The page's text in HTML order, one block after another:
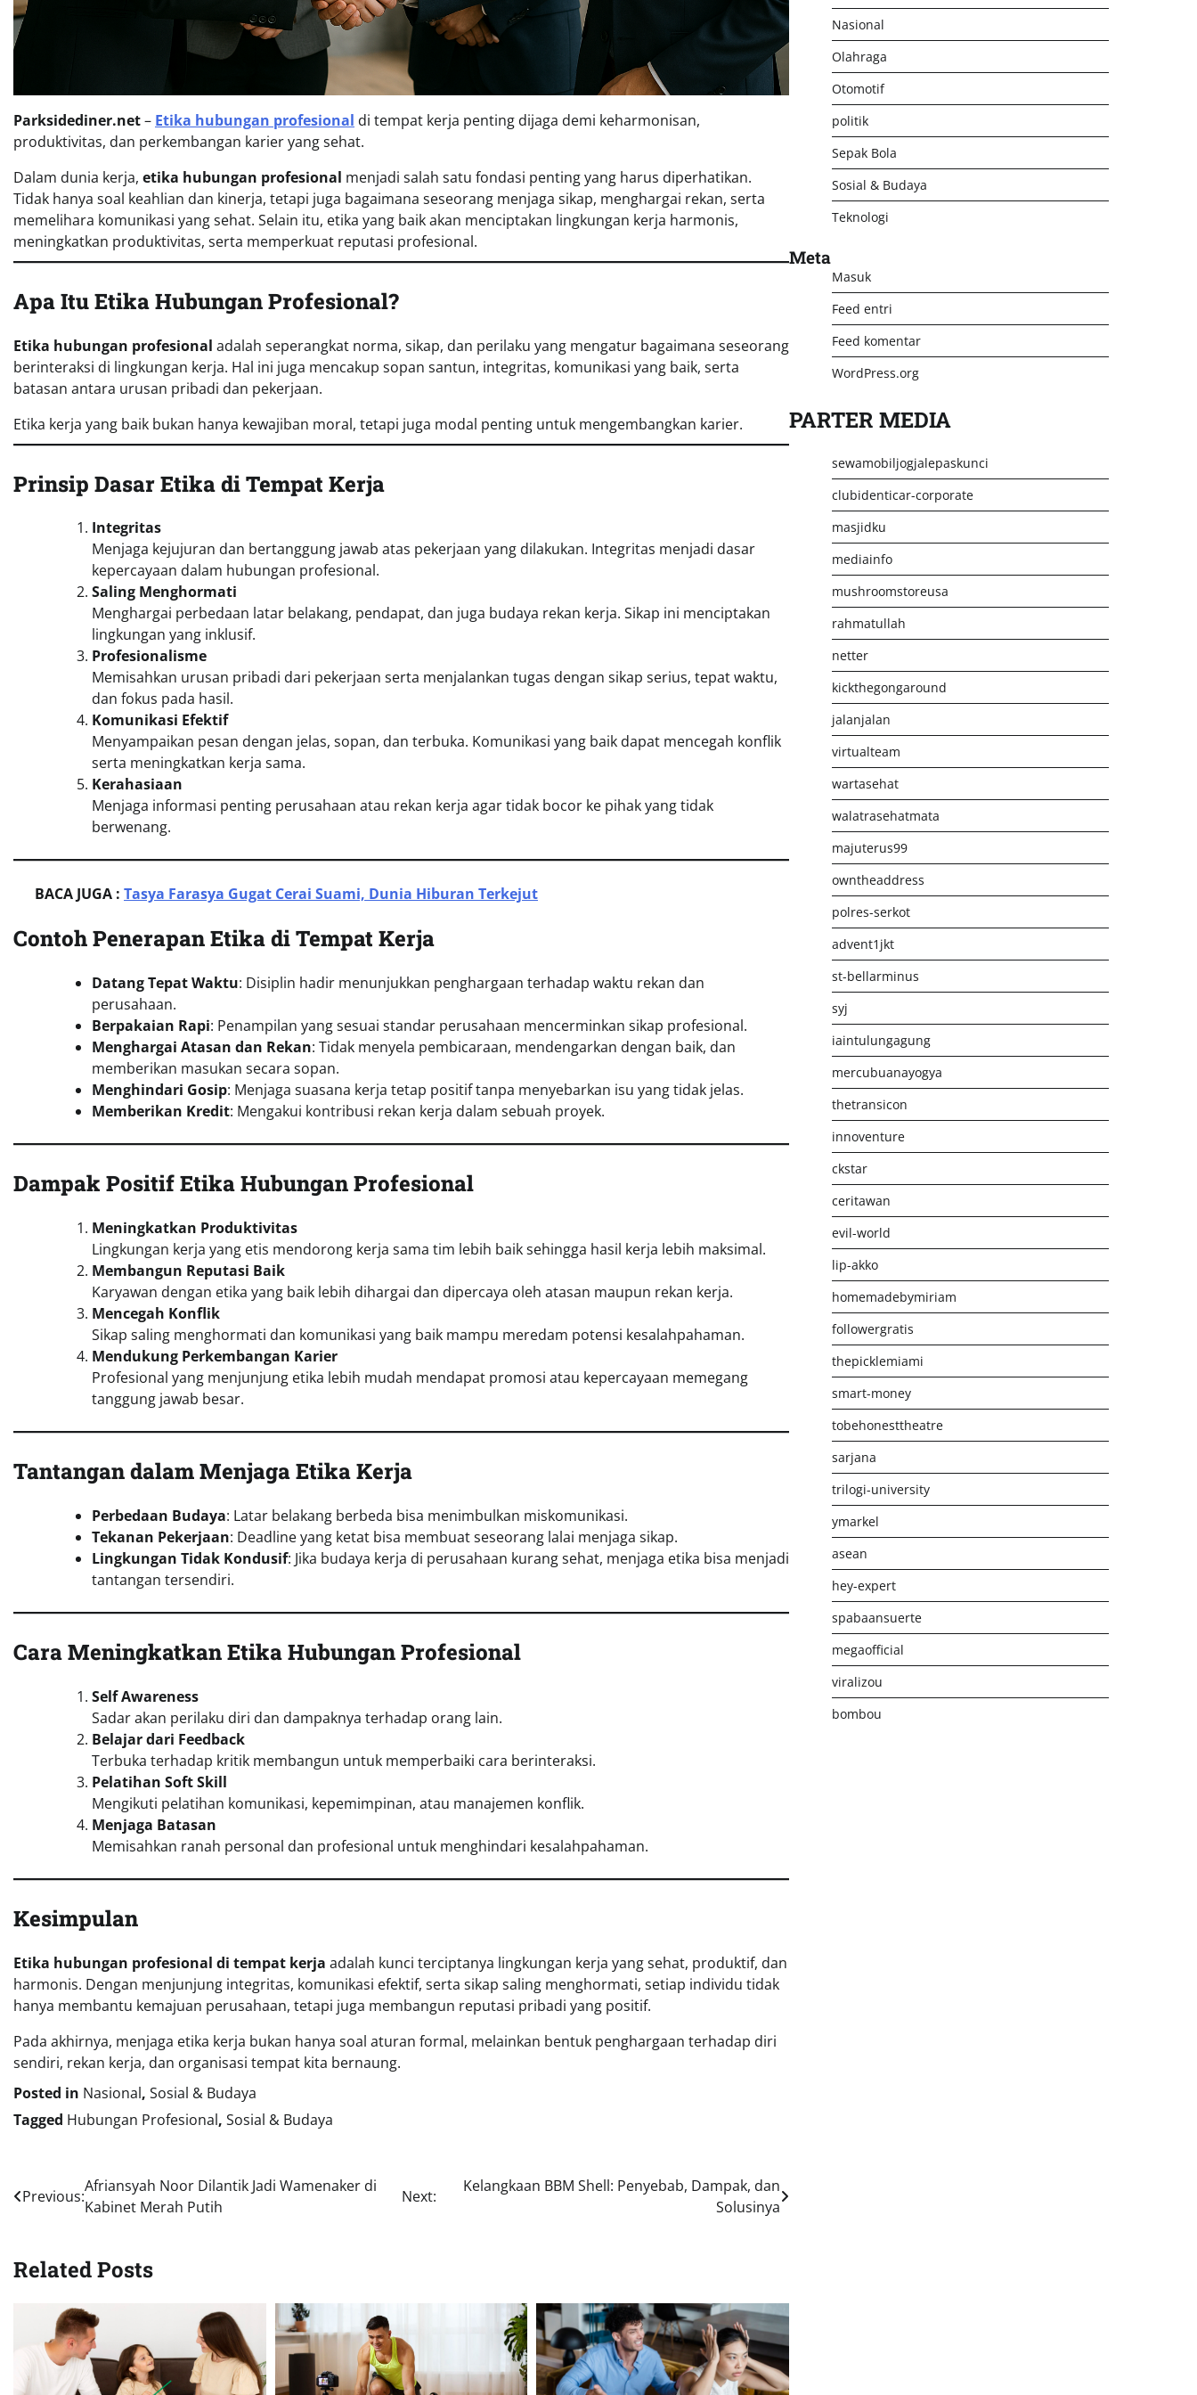
Parksidediner.net– Etika hubungan profesional di tempat kerja penting dijaga demi keharmonisan,
produktivitas, dan perkembangan karier yang sehat.
Dalam dunia kerja, etika hubungan profesional menjadi salah satu fondasi penting yang harus diperhatikan.
Tidak hanya soal keahlian dan kinerja, tetapi juga bagaimana seseorang menjaga sikap, menghargai rekan, serta
memelihara komunikasi yang sehat. Selain itu, etika yang baik akan menciptakan lingkungan kerja harmonis,
meningkatkan produktivitas, serta memperkuat reputasi profesional.
Apa Itu Etika Hubungan Profesional?
Etika hubungan profesional adalah seperangkat norma, sikap, dan perilaku yang mengatur bagaimana seseorang
berinteraksi di lingkungan kerja. Hal ini juga mencakup sopan santun, integritas, komunikasi yang baik, serta
batasan antara urusan pribadi dan pekerjaan.
Etika kerja yang baik bukan hanya kewajiban moral, tetapi juga modal penting untuk mengembangkan karier.
Prinsip Dasar Etika di Tempat Kerja
Integritas
Menjaga kejujuran dan bertanggung jawab atas pekerjaan yang dilakukan. Integritas menjadi dasar
kepercayaan dalam hubungan profesional.
Saling Menghormati
Menghargai perbedaan latar belakang, pendapat, dan juga budaya rekan kerja. Sikap ini menciptakan
lingkungan yang inklusif.
Profesionalisme
Memisahkan urusan pribadi dari pekerjaan serta menjalankan tugas dengan sikap serius, tepat waktu,
dan fokus pada hasil.
Komunikasi Efektif
Menyampaikan pesan dengan jelas, sopan, dan terbuka. Komunikasi yang baik dapat mencegah konflik
serta meningkatkan kerja sama.
Kerahasiaan
Menjaga informasi penting perusahaan atau rekan kerja agar tidak bocor ke pihak yang tidak
berwenang.
BACA JUGA : Tasya Farasya Gugat Cerai Suami, Dunia Hiburan Terkejut
Contoh Penerapan Etika di Tempat Kerja
Datang Tepat Waktu: Disiplin hadir menunjukkan penghargaan terhadap waktu rekan dan
perusahaan.
Berpakaian Rapi: Penampilan yang sesuai standar perusahaan mencerminkan sikap profesional.
Menghargai Atasan dan Rekan: Tidak menyela pembicaraan, mendengarkan dengan baik, dan
memberikan masukan secara sopan.
Menghindari Gosip: Menjaga suasana kerja tetap positif tanpa menyebarkan isu yang tidak jelas.
Memberikan Kredit: Mengakui kontribusi rekan kerja dalam sebuah proyek.
Dampak Positif Etika Hubungan Profesional
Meningkatkan Produktivitas
Lingkungan kerja yang etis mendorong kerja sama tim lebih baik sehingga hasil kerja lebih maksimal.
Membangun Reputasi Baik
Karyawan dengan etika yang baik lebih dihargai dan dipercaya oleh atasan maupun rekan kerja.
Mencegah Konflik
Sikap saling menghormati dan komunikasi yang baik mampu meredam potensi kesalahpahaman.
Mendukung Perkembangan Karier
Profesional yang menjunjung etika lebih mudah mendapat promosi atau kepercayaan memegang
tanggung jawab besar.
Tantangan dalam Menjaga Etika Kerja
Perbedaan Budaya: Latar belakang berbeda bisa menimbulkan miskomunikasi.
Tekanan Pekerjaan: Deadline yang ketat bisa membuat seseorang lalai menjaga sikap.
Lingkungan Tidak Kondusif: Jika budaya kerja di perusahaan kurang sehat, menjaga etika bisa menjadi
tantangan tersendiri.
Cara Meningkatkan Etika Hubungan Profesional
Self Awareness
Sadar akan perilaku diri dan dampaknya terhadap orang lain.
Belajar dari Feedback
Terbuka terhadap kritik membangun untuk memperbaiki cara berinteraksi.
Pelatihan Soft Skill
Mengikuti pelatihan komunikasi, kepemimpinan, atau manajemen konflik.
Menjaga Batasan
Memisahkan ranah personal dan profesional untuk menghindari kesalahpahaman.
Kesimpulan
Etika hubungan profesional di tempat kerja adalah kunci terciptanya lingkungan kerja yang sehat, produktif, dan
harmonis. Dengan menjunjung integritas, komunikasi efektif, serta sikap saling menghormati, setiap individu tidak
hanya membantu kemajuan perusahaan, tetapi juga membangun reputasi pribadi yang positif.
Pada akhirnya, menjaga etika kerja bukan hanya soal aturan formal, melainkan bentuk penghargaan terhadap diri
sendiri, rekan kerja, dan organisasi tempat kita bernaung.
Posted in Nasional, Sosial & Budaya
Tagged Hubungan Profesional, Sosial & Budaya
Navigasi
Previous:
Afriansyah Noor Dilantik Jadi Wamenaker di
Kabinet Merah Putih
Next:
Kelangkaan BBM Shell: Penyebab, Dampak, dan
Solusinya
Related Posts
Nasional
Olahraga
Otomotif
politik
Sepak Bola
Sosial & Budaya
Teknologi
Meta
Masuk
Feed entri
Feed komentar
WordPress.org
PARTER MEDIA
sewamobiljogjalepaskunci
clubidenticar-corporate
masjidku
mediainfo
mushroomstoreusa
rahmatullah
netter
kickthegongaround
jalanjalan
virtualteam
wartasehat
walatrasehatmata
majuterus99
owntheaddress
polres-serkot
advent1jkt
st-bellarminus
syj
iaintulungagung
mercubuanayogya
thetransicon
innoventure
ckstar
ceritawan
evil-world
lip-akko
homemadebymiriam
followergratis
thepicklemiami
smart-money
tobehonesttheatre
sarjana
trilogi-university
ymarkel
asean
hey-expert
spabaansuerte
megaofficial
viralizou
bombou